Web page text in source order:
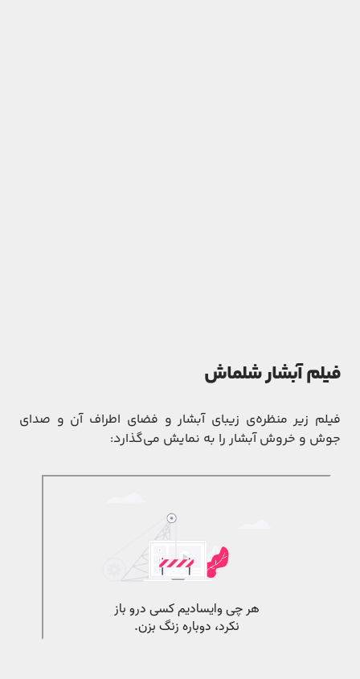
فیلم آبشار شلماش
فیلم زیر منظره‌ی زیبای آبشار و فضای اطراف آن و صدای
جوش و خروش آبشار را به نمایش می‌گذارد: